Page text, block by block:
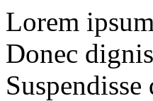
Lorem
Donec